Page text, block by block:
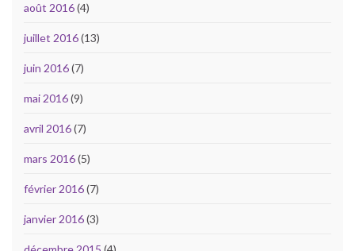
août 2016(4)
juillet 2016(13)
juin 2016(7)
mai 2016(9)
avril 2016(7)
mars 2016(5)
février 2016(7)
janvier 2016(3)